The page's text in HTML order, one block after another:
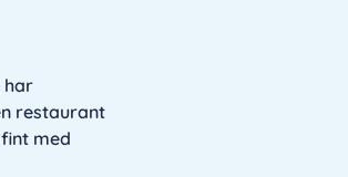
har
restaurant
med